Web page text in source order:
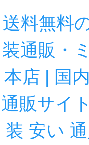
送料無料
装通販・
本店 | 国
通販サイ
装 安い